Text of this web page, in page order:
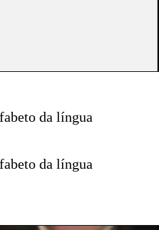
da língua
da língua